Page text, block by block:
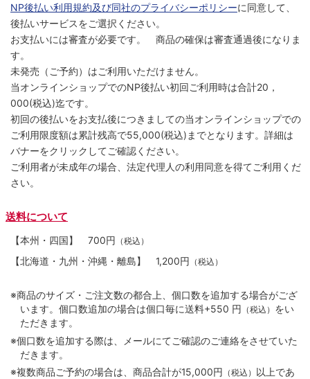
NP後払い利用規約及び同社のプライバシーポリシーに同意して、
後払いサービスをご選択ください。
お支払いには審査が必要です。 商品の確保は審査通過後になりま
す。
未発売（ご予約）はご利用いただけません。
当オンラインショップでのNP後払い初回ご利用時は合計20，
000(税込)迄です。
初回の後払いをお支払後につきましての当オンラインショップでの
ご利用限度額は累計残高で55,000(税込)までとなります。詳細は
バナーをクリックしてご確認ください。
ご利用者が未成年の場合、法定代理人の利用同意を得てご利用くだ
さい。
送料について
【本州・四国】 700円 （税込）
【北海道・九州・沖縄・離島】 1,200円 （税込）
※商品のサイズ・ご注文数の都合上、個口数を追加する場合がござ
います。個口数追加の場合は個口毎に送料+550 円 （税込） をい
ただきます。
※個口数を追加する際は、メールにてご確認のご連絡をさせていた
だきます。
※複数商品ご予約の場合は、商品合計が15,000円 （税込） 以上であ